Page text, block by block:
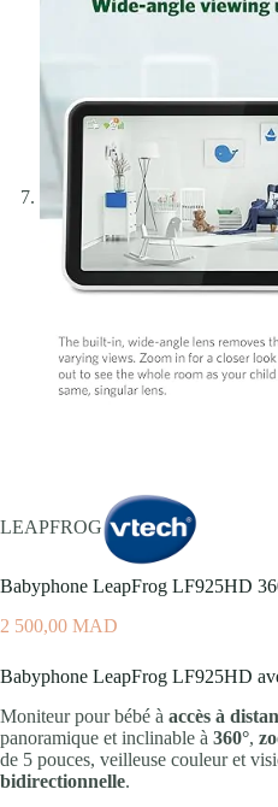
LEAPFROG
Babyphone LeapFrog LF925HD
2 500,00 MAD
Babyphone LeapFrog LF925HD
Moniteur pour bébé à accès à
panoramique et inclinable à 360°,
de 5 pouces, veilleuse couleur et
bidirectionnelle.